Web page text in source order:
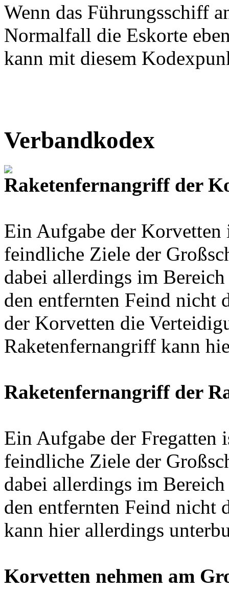
Wenn das Führungsschiff
Normalfall die Eskorte
kann mit diesem
Verbandkodex
Raketenfernangriff der
Ein Aufgabe der
feindliche Ziele der
dabei allerdings im
den entfernten Feind nicht
der Korvetten die
Raketenfernangriff kann
Raketenfernangriff der
Ein Aufgabe der Fregatten
feindliche Ziele der
dabei allerdings im
den entfernten Feind nicht
kann hier allerdings
Korvetten nehmen am